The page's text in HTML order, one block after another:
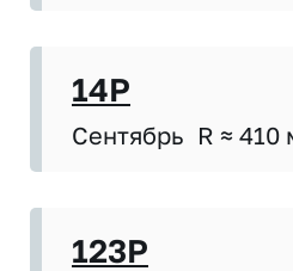
14P
Сентябрь R ≈ 410
123P